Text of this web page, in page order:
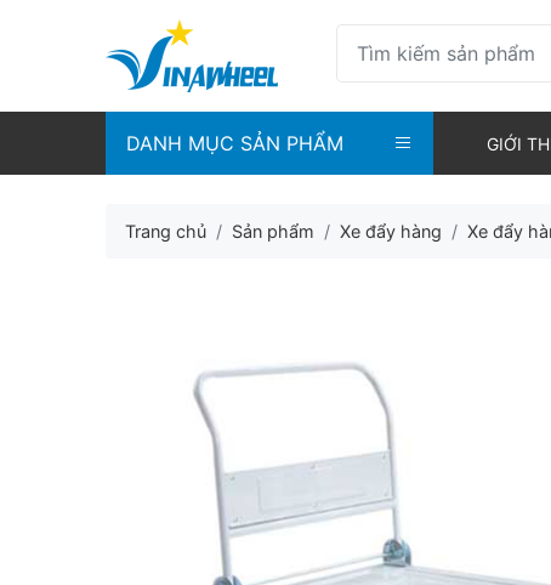
DANH MỤC SẢN PHẨM GIỚI
Trang chủ Sản phẩm Xe đẩy hàng Xe đẩy